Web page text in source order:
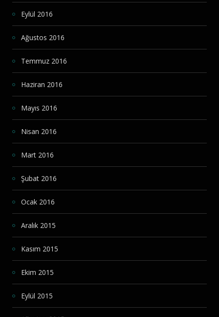
Eylül 2016
Ağustos 2016
Temmuz 2016
Haziran 2016
Mayıs 2016
Nisan 2016
Mart 2016
Şubat 2016
Ocak 2016
Aralık 2015
Kasım 2015
Ekim 2015
Eylül 2015